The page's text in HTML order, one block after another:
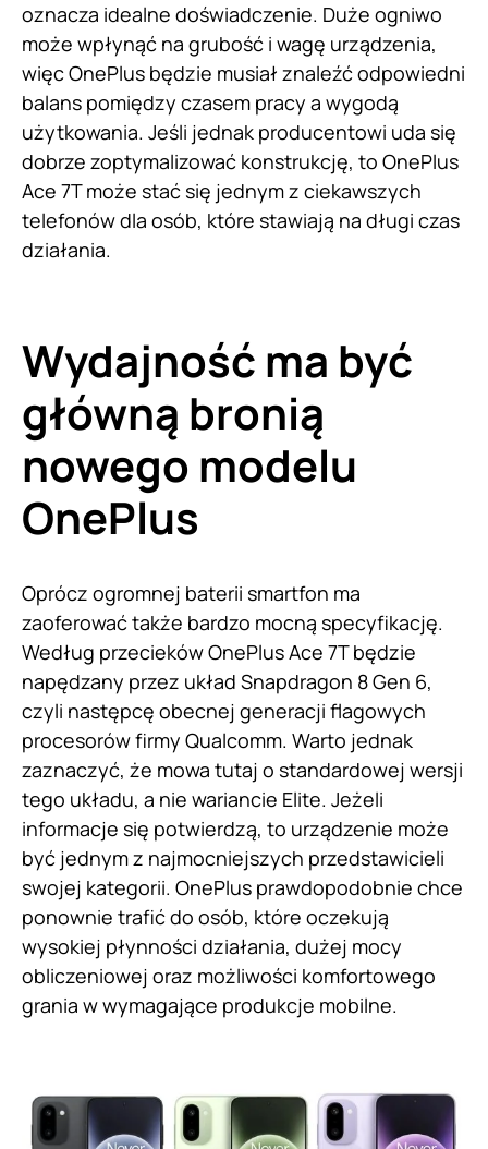
oznacza idealne doświadczenie. Duże ogniwo
może wpłynąć na grubość i wagę urządzenia,
więc OnePlus będzie musiał znaleźć odpowiedni
balans pomiędzy czasem pracy a wygodą
użytkowania. Jeśli jednak producentowi uda się
dobrze zoptymalizować konstrukcję, to OnePlus
Ace 7T może stać się jednym z ciekawszych
telefonów dla osób, które stawiają na długi czas
działania.
Wydajność ma być
główną bronią
nowego modelu
OnePlus
Oprócz ogromnej baterii smartfon ma
zaoferować także bardzo mocną specyfikację.
Według przecieków OnePlus Ace 7T będzie
napędzany przez układ Snapdragon 8 Gen 6,
czyli następcę obecnej generacji flagowych
procesorów firmy Qualcomm. Warto jednak
zaznaczyć, że mowa tutaj o standardowej wersji
tego układu, a nie wariancie Elite. Jeżeli
informacje się potwierdzą, to urządzenie może
być jednym z najmocniejszych przedstawicieli
swojej kategorii. OnePlus prawdopodobnie chce
ponownie trafić do osób, które oczekują
wysokiej płynności działania, dużej mocy
obliczeniowej oraz możliwości komfortowego
grania w wymagające produkcje mobilne.